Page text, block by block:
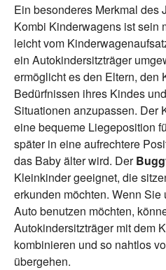
Ein besonderes Merkmal des
Kombi Kinderwagens ist sein
leicht vom
ein Autokindersitzträger
ermöglicht es den Eltern, den
Bedürfnissen ihres Kindes
Situationen anzupassen. Der
eine bequeme Liegeposition
später in eine aufrechtere
das Baby älter wird. Der
Kleinkinder geeignet, die
erkunden möchten. Wenn
Auto benutzen möchten,
Autokindersitzträger mit dem
kombinieren und so nahtlos
übergehen.